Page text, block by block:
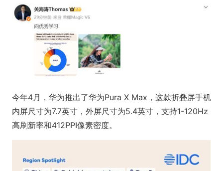
今年4月，华为推出了华为Pura X Max，这款折叠屏手机
内屏尺寸为7.7英寸，外屏尺寸为5.4英寸，支持1-120Hz
高刷新率和412PPI像素密度。